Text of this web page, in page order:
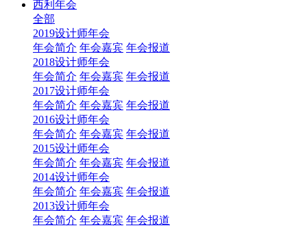
西利年会
全部
2019设计师年会
年会简介 年会嘉宾 年会报道
2018设计师年会
年会简介 年会嘉宾 年会报道
2017设计师年会
年会简介 年会嘉宾 年会报道
2016设计师年会
年会简介 年会嘉宾 年会报道
2015设计师年会
年会简介 年会嘉宾 年会报道
2014设计师年会
年会简介 年会嘉宾 年会报道
2013设计师年会
年会简介 年会嘉宾 年会报道